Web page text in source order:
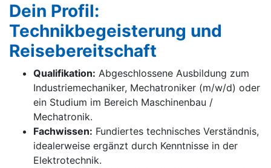
Dein Profil:
Technikbegeisterung und
Reisebereitschaft
Qualifikation: Abgeschlossene Ausbildung zum
Industriemechaniker, Mechatroniker (m/w/d) oder
ein Studium im Bereich Maschinenbau /
Mechatronik.
Fachwissen: Fundiertes technisches Verständnis,
idealerweise ergänzt durch Kenntnisse in der
Elektrotechnik.